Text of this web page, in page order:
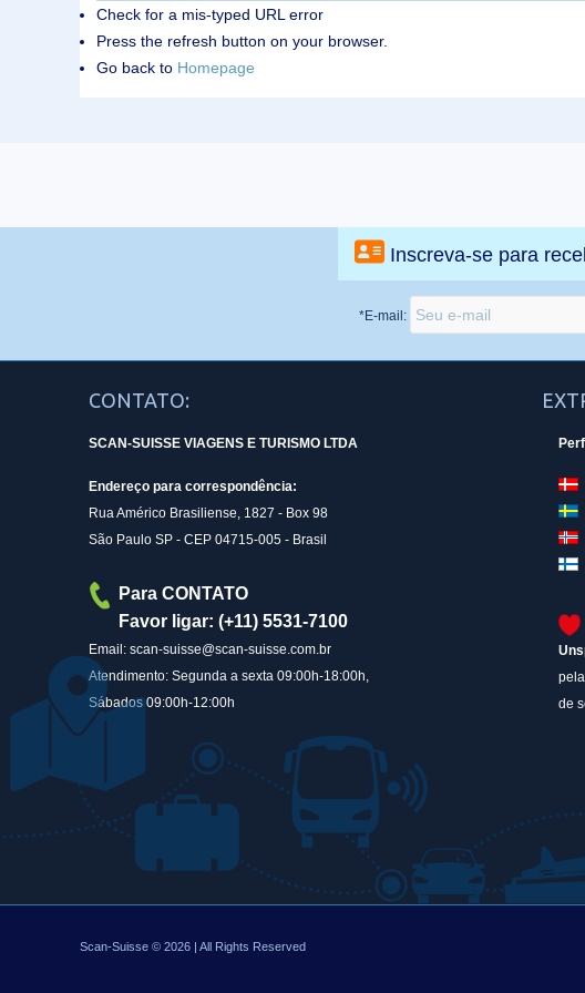
Check for a mis-typed URL error
Press the refresh button on your browser.
Go back to Homepage
Inscreva-se para
*E-mail:
CONTATO:
SCAN-SUISSE VIAGENS E TURISMO LTDA
Endereço para correspondência:
Rua Américo Brasiliense, 1827 - Box 98
São Paulo SP - CEP 04715-005 - Brasil
Para CONTATO
Favor ligar: (+11) 5531-7100
Email: scan-suisse@scan-suisse.com.br
Atendimento: Segunda a sexta 09:00h-18:00h,
Sábados 09:00h-12:00h
de
Scan-Suisse © 2026 | All Rights Reserved